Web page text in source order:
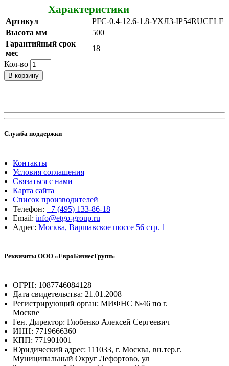
Характеристики
Артикул
PFC-0.4-12.6-1.8-УХЛ3-IP54RUCELF
Высота мм
500
Гарантийный срок
мес
18
Кол-во
В корзину
Служба поддержки
Контакты
Условия соглашения
Связаться с нами
Карта сайта
Список производителей
Телефон: +7 (495) 133-86-18
Email: info@etgo-group.ru
Адрес: Москва, Варшавское шоссе 56 стр. 1
Реквизиты ООО «ЕвроБизнесГрупп»
ОГРН: 1087746084128
Дата свидетельства: 21.01.2008
Регистрирующий орган: МИФНС №46 по г.
Москве
Ген. Директор: Глобенко Алексей Сергеевич
ИНН: 7719666360
КПП: 771901001
Юридический адрес: 111033, г. Москва, вн.тер.г.
Муниципальный Округ Лефортово, ул